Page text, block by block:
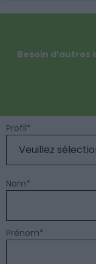
Besoin d’autres
Profil*
Nom*
Prénom*